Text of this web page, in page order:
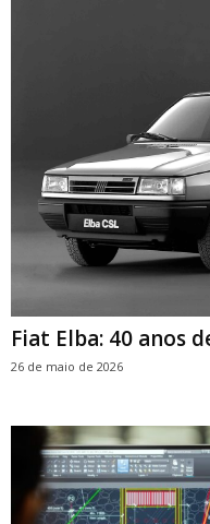
Fiat Elba: 40 anos
26 de maio de 2026